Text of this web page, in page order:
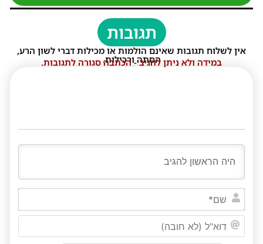
תגובות
אין לשלוח תגובות שאינם הולמות או מכילות דברי לשון הרע,
הסתה ורכילות.
במידה ולא ניתן להגיב - הכתבה סגורה לתגובות.